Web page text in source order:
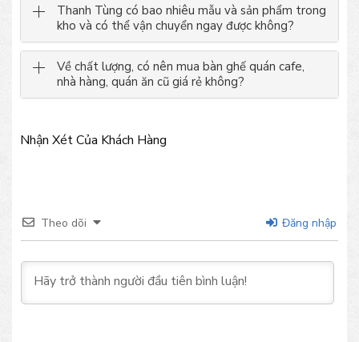
Thanh Tùng có bao nhiêu mẫu và sản phẩm trong
kho và có thể vận chuyển ngay được không?
Về chất lượng, có nên mua bàn ghế quán cafe,
nhà hàng, quán ăn cũ giá rẻ không?
Nhận Xét Của Khách Hàng
Theo dõi Đăng nhập